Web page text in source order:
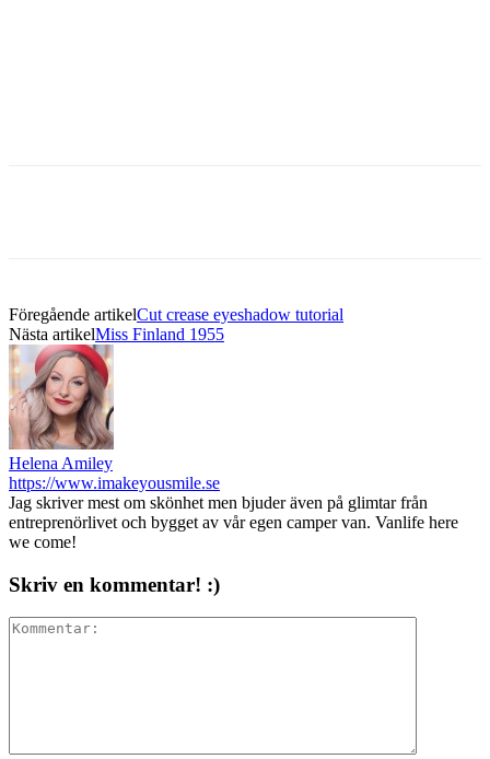
Föregående artikelCut crease eyeshadow tutorial
Nästa artikelMiss Finland 1955
Helena Amiley
https://www.imakeyousmile.se
Jag skriver mest om skönhet men bjuder även på glimtar från
entreprenörlivet och bygget av vår egen camper van. Vanlife here
we come!
Skriv en kommentar! :)